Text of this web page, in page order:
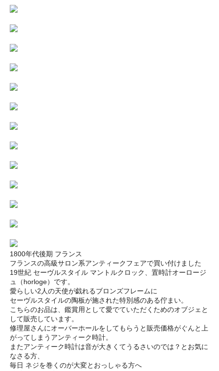
1800年代後期 フランス
フランスの高級サロン系アンティークフェアで買い付けました
19世紀 セーヴルスタイル マントルクロック、置時計オーロージ
ュ（horloge）です。
愛らしい2人の天使が戯れるブロンズフレームに
セーヴルスタイルの陶板が施された特別感のある佇まい。
こちらのお品は、鑑賞用として愛でていただくためのオブジェと
して販売しています。
修理屋さんにオーバーホールをしてもらうと販売価格がぐんと上
がってしまうアンティーク時計。
またアンティーク時計は音が大きくてうるさいのでは？とお気に
なさる方、
毎日 ネジを巻くのが大変とおっしゃる方へ